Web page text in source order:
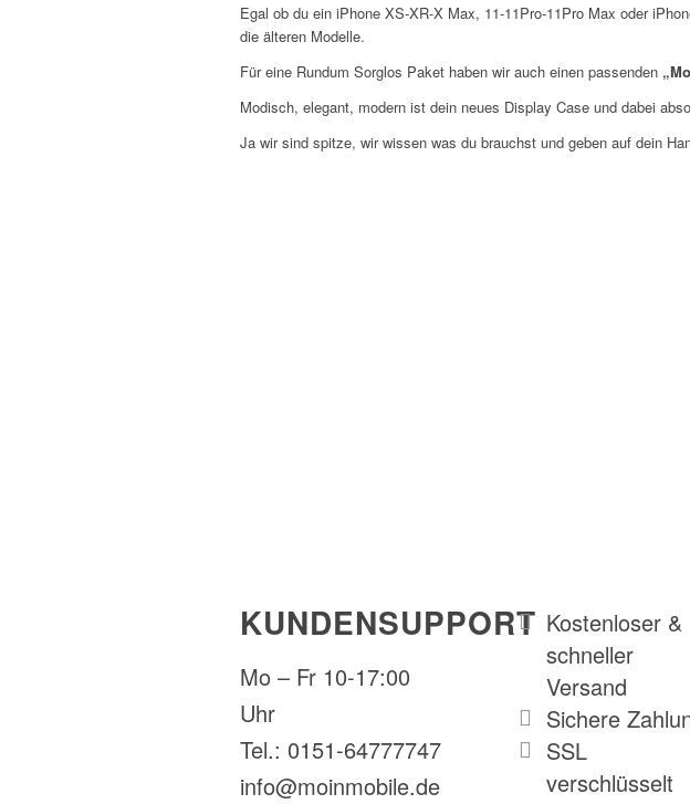
Egal ob du ein iPhone XS-XR-X Max, 11-11Pro-11Pro Max oder
die älteren Modelle.
Für eine Rundum Sorglos Paket haben wir auch einen passenden
Modisch, elegant, modern ist dein neues Display Case und dabei
Ja wir sind spitze, wir wissen was du brauchst und geben auf dein
KUNDENSUPPORT
Mo – Fr 10-17:00
Uhr
Tel.: 0151-64777747
info@moinmobile.de
Kostenloser &
schneller
Versand
Sichere
SSL
verschlüsselt